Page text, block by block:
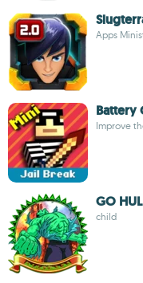
Apps
Battery
Improve
GO
child